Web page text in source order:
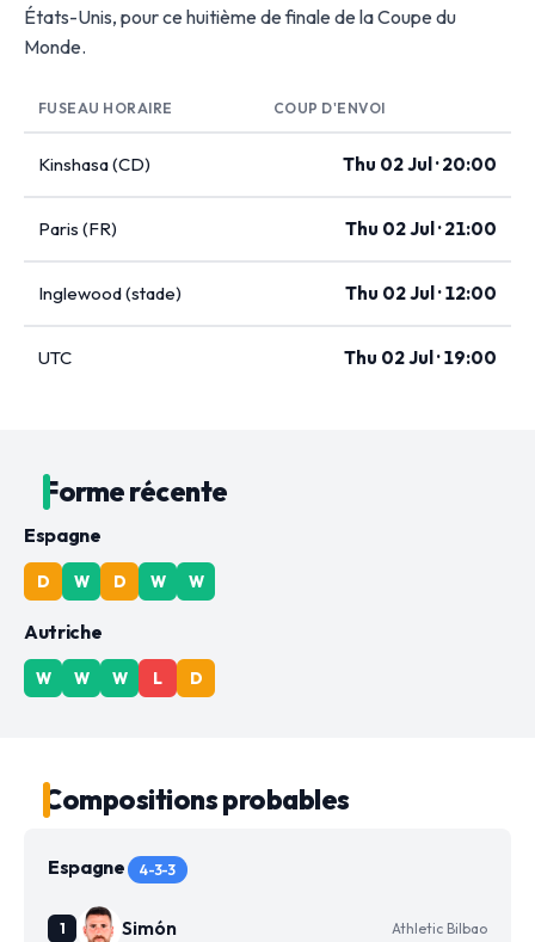
États-Unis, pour ce huitième de finale de la Coupe du
Monde.
FUSEAU HORAIRE COUP D'ENVOI
Kinshasa (CD) Thu 02 Jul · 20:00
Paris (FR) Thu 02 Jul · 21:00
Inglewood (stade) Thu 02 Jul · 12:00
UTC Thu 02 Jul · 19:00
Forme récente
Espagne
D W D W W
Autriche
W W W L D
Compositions probables
Espagne 4-3-3
Simón Athletic Bilbao